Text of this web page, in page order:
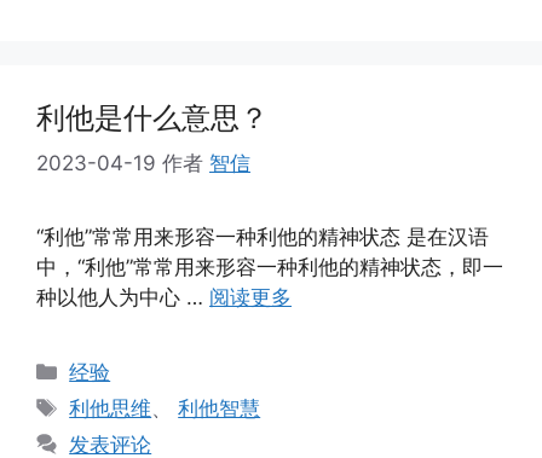
利他是什么意思？
2023-04-19 作者 智信
“利他”常常用来形容一种利他的精神状态 是在汉语
中，“利他”常常用来形容一种利他的精神状态，即一
种以他人为中心 … 阅读更多
分
类
经验
标
签
利他思维、利他智慧
发表评论